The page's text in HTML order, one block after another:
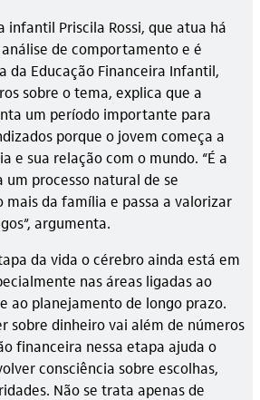
infantil Priscila Rossi, que atua há
de comportamento e é
da Educação Financeira Infantil,
sobre o tema, explica que a
um período importante para
porque o jovem começa a
e sua relação com o mundo. “É a
processo natural de se
mais da família e passa a valorizar
argumenta.
da vida o cérebro ainda está em
nas áreas ligadas ao
ao planejamento de longo prazo.
sobre dinheiro vai além de números
financeira nessa etapa ajuda o
consciência sobre escolhas,
Não se trata apenas de